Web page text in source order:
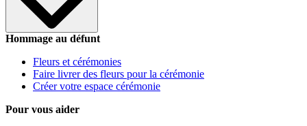
Hommage au défunt
Fleurs et cérémonies
Faire livrer des fleurs pour la cérémonie
Créer votre espace cérémonie
Pour vous aider